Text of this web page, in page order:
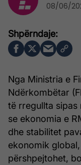
Nga Ministria e
Ndërkombëtar
të rregullta sipas
se ekonomia e
dhe stabilitet
ekonomik
përshpejtohet,
08/06/